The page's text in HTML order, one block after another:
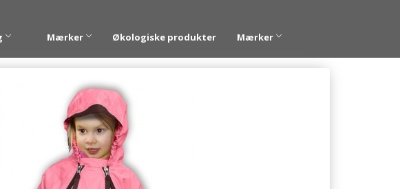
Mærker Økologiske produkter Mærker